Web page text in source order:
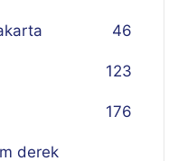
46
123
176
derek